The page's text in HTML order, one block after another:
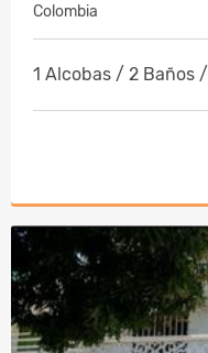
Colombia
1 Alcobas / 2 Baños